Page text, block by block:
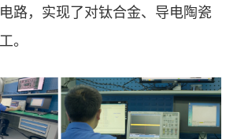
路，实现了对钛合金、导电陶瓷
。